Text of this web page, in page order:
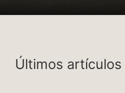
Últimos artículos